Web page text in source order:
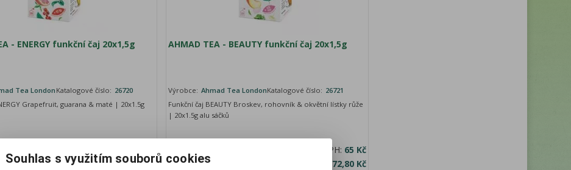
- ENERGY funkční čaj 20x1,5g
Tea LondonKatalogové číslo: 26720
Grapefruit, guarana & maté | 20x1.5g
Vaše cena s DPH:72,80 Kč
AHMAD TEA - BEAUTY funkční čaj 20x1,5g
Výrobce: Ahmad Tea LondonKatalogové číslo: 26721
Funkční čaj BEAUTY Broskev, rohovník & okvětní lístky růže
| 20x1.5g alu sáčků
Vaše cena bez DPH: 65 Kč
72,80 Kč
Souhlas s využitím souborů cookies